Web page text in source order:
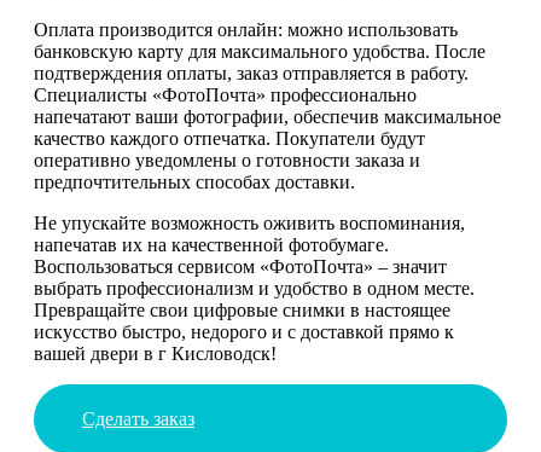
Оплата производится онлайн: можно использовать
банковскую карту для максимального удобства. После
подтверждения оплаты, заказ отправляется в работу.
Специалисты «ФотоПочта» профессионально
напечатают ваши фотографии, обеспечив максимальное
качество каждого отпечатка. Покупатели будут
оперативно уведомлены о готовности заказа и
предпочтительных способах доставки.
Не упускайте возможность оживить воспоминания,
напечатав их на качественной фотобумаге.
Воспользоваться сервисом «ФотоПочта» – значит
выбрать профессионализм и удобство в одном месте.
Превращайте свои цифровые снимки в настоящее
искусство быстро, недорого и с доставкой прямо к
вашей двери в г Кисловодск!
Сделать заказ